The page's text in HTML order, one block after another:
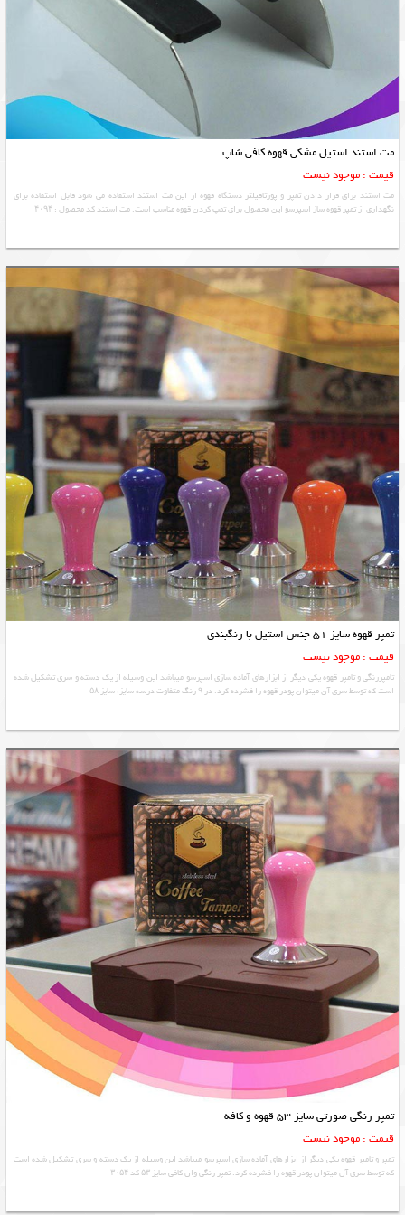
مت استند استیل مشکی قهوه کافی شاپ
قیمت : موجود نیست
مت استند برای قرار دادن تمپر و پورتافیلتر دستگاه قهوه از این مت استند استفاده می شود قابل استفاده برای
نگهداری از تمپر قهوه ساز اسپرسو این محصول برای تمپ کردن قهوه مناسب است. مت استند کد محصول : ۴۰۹۴
تمپر قهوه سایز 51 جنس استیل با رنگبندی
قیمت : موجود نیست
تامپررنگی و تامپر قهوه یکی دیگر از ابزارهای آماده سازی اسپرسو میباشد این وسیله از یک دسته و سری تشکیل شده
است که توسط سری آن میتوان پودر قهوه را فشرده کرد. در ۹ رنگ متفاوت درسه سایز: سایز ۵۸
تمپر رنگی صورتی سایز 53 قهوه و کافه
قیمت : موجود نیست
تمپر و تامپر قهوه یکی دیگر از ابزارهای آماده سازی اسپرسو میباشد این وسیله از یک دسته و سری تشکیل شده است
که توسط سری آن میتوان پودر قهوه را فشرده کرد. تمپر رنگی وان کافی سایز ۵۳ کد ۳۰۵۴